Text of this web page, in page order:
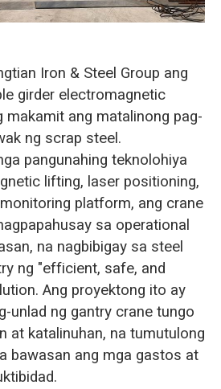
Iron & Steel Group ang
girder electromagnetic
ang matalinong pag-
ng scrap steel.
pangunahing teknolohiya
lifting, laser positioning,
platform, ang crane
sa operational
na nagbibigay sa steel
ng "efficient, safe, and
Ang proyektong ito ay
unlad ng gantry crane tungo
at katalinuhan, na tumutulong
bawasan ang mga gastos at